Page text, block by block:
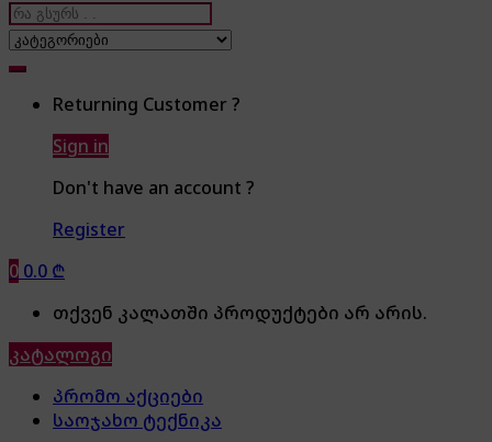
Search
for:
Returning Customer ?
Sign in
Don't have an account ?
Register
0 0.0 ₾
თქვენ კალათში პროდუქტები არ არის.
კატალოგი
პრომო აქციები
საოჯახო ტექნიკა